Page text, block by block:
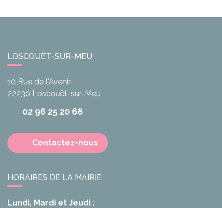
LOSCOUËT-SUR-MEU
10 Rue de l'Avenir
22230 Loscouët-sur-Meu
02 96 25 20 68
Contactez-nous
HORAIRES DE LA MAIRIE
Lundi, Mardi et Jeudi :